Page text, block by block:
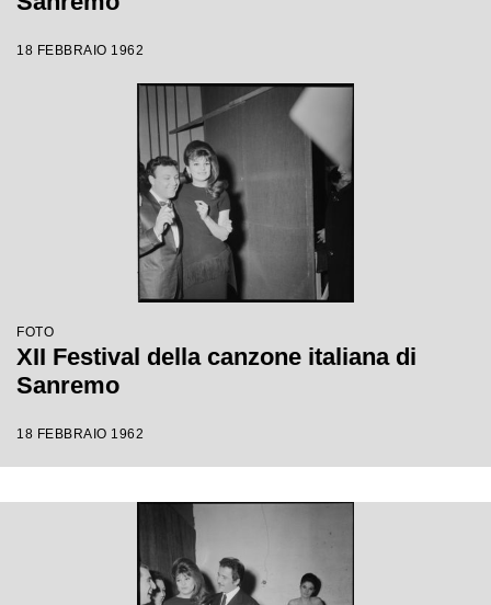
18 FEBBRAIO 1962
FOTO
XII Festival della canzone italiana di
Sanremo
18 FEBBRAIO 1962